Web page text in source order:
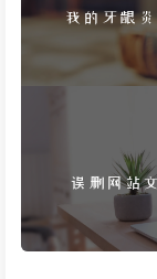
我的牙龈
误删网站